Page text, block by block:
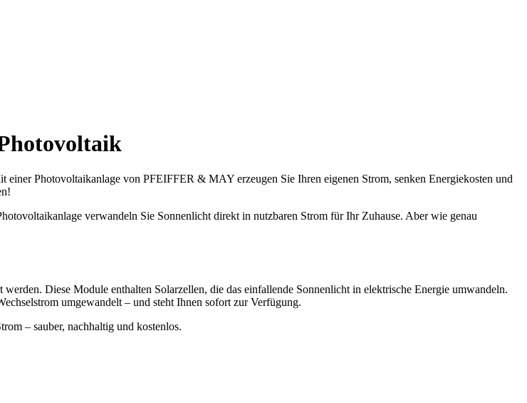
Photovoltaikanlage von PFEIFFER & MAY erzeugen Sie Ihren eigenen Strom, senken Energiekosten und
verwandeln Sie Sonnenlicht direkt in nutzbaren Strom für Ihr Zuhause. Aber wie genau
Diese Module enthalten Solarzellen, die das einfallende Sonnenlicht in elektrische Energie umwandeln.
umgewandelt – und steht Ihnen sofort zur Verfügung.
– sauber, nachhaltig und kostenlos.